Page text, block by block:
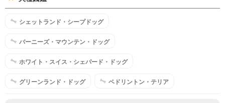
シェットランド・シープドッグ
バーニーズ・マウンテン・ドッグ
ホワイト・スイス・シェパード・ドッグ
グリーンランド・ドッグ ベドリントン・テリア